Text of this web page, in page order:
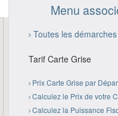
Menu
Toutes les démarches
Tarif Carte Grise
Prix Carte Grise par
Calculez le Prix de votre
Calculez la Puissance